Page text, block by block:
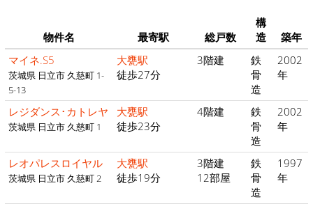
物件名 最寄駅 総戸数
構
造
築年
マイネ.S5
茨城県 日立市 久慈町 1-
5-13
大甕駅
徒歩27分
3階建
鉄
骨
造
2002
年
レジダンス･カトレヤ
茨城県 日立市 久慈町 1
大甕駅
徒歩23分
4階建
鉄
骨
造
2002
年
レオパレスロイヤル
茨城県 日立市 久慈町 2
大甕駅
徒歩19分
3階建
12部屋
鉄
骨
造
1997
年